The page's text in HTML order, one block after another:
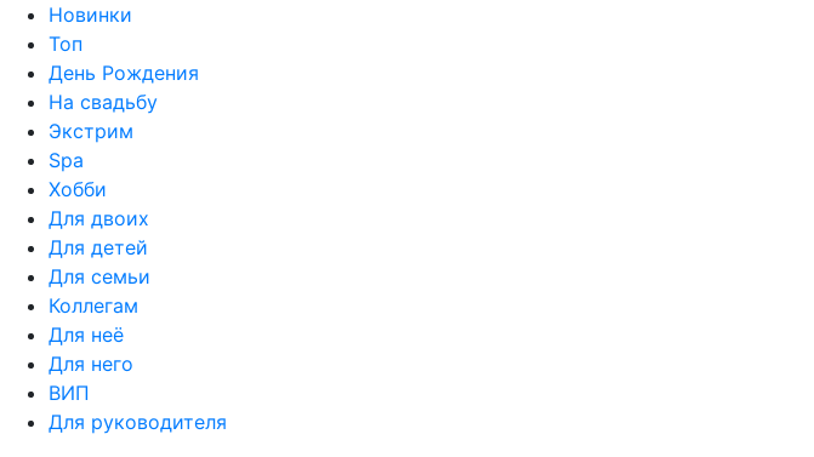
Новинки
Топ
День Рождения
На свадьбу
Экстрим
Spa
Хобби
Для двоих
Для детей
Для семьи
Коллегам
Для неё
Для него
ВИП
Для руководителя